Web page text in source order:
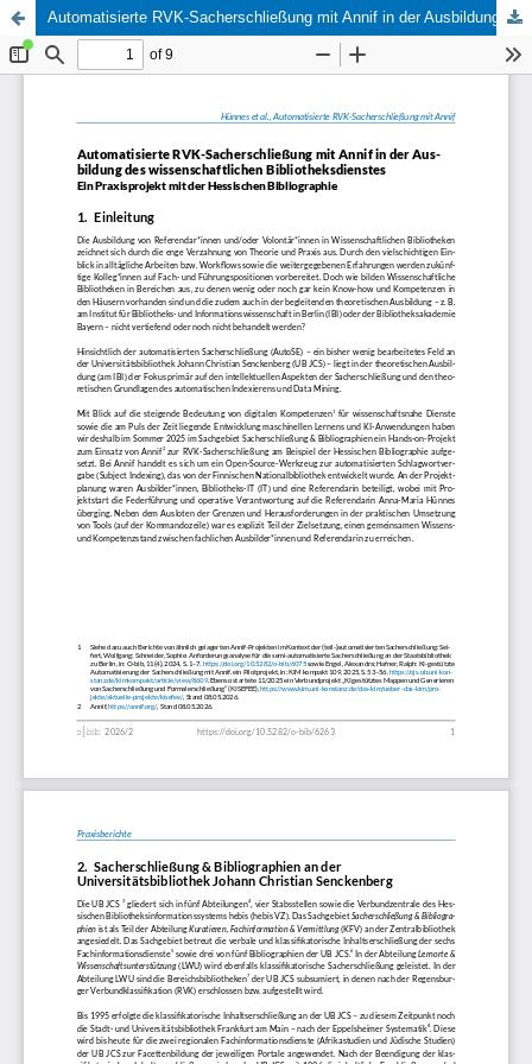
Automatisierte RVK-Sacherschließung mit Annif in der Ausbildung des wissenschaftlichen Bibliotheksdienstes